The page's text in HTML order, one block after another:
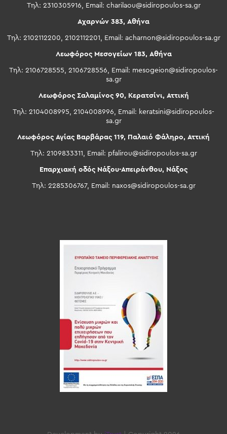
Τηλ: 2310305916, Email: charilaou@sidiropoulos-sa.gr
Αχαρνών 383, Αθήνα
Τηλ: 2102112200, 2102112201, Email: acharnon@sidiropoulos-sa.gr
Λεωφόρος Μεσογείων 183, Αθήνα
Τηλ: 2106728555, 2106728556, Email: mesogeion@sidiropoulos-
sa.gr
Λεωφόρος Σαλαμίνος 90, Κερατσίνι, Αττική
Τηλ: 2104008995, 2104008996, Email: keratsini@sidiropoulos-
sa.gr
Λεωφόρος Αγίας Βαρβάρας 119, Παλαιό Φάληρο, Αττική
Τηλ: 2109833311, Email: pfalirou@sidiropoulos-sa.gr
Επαρχιακή οδός Νάξου-Απειράνθου, Νάξος
Τηλ: 2285306767, Email: naxos@sidiropoulos-sa.gr